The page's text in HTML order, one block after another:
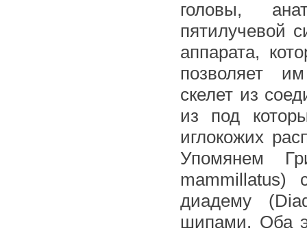
головы,
пятилучевой
аппарата,
позволяет
скелет из
из под
иглокожих
Упомянем
диадему
шипами. Оба